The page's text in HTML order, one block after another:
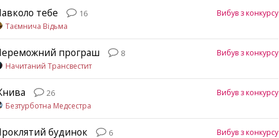
тебе 16
Вибув з конкурсу
Таємнича Відьма
програш 8
Вибув з конкурсу
Начитаний Трансвестит
26
Вибув з конкурсу
Безтурботна Медсестра
будинок 6
Вибув з конкурсу